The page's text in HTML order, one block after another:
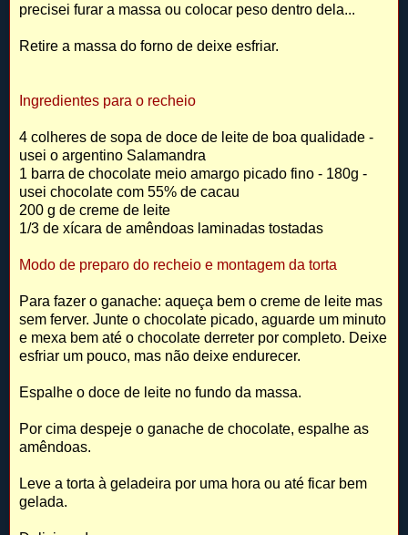
precisei furar a massa ou colocar peso dentro dela...
Retire a massa do forno de deixe esfriar.
Ingredientes para o recheio
4 colheres de sopa de doce de leite de boa qualidade -
usei o argentino Salamandra
1 barra de chocolate meio amargo picado fino - 180g -
usei chocolate com 55% de cacau
200 g de creme de leite
1/3 de xícara de amêndoas laminadas tostadas
Modo de preparo do recheio e montagem da torta
Para fazer o ganache: aqueça bem o creme de leite mas
sem ferver. Junte o chocolate picado, aguarde um minuto
e mexa bem até o chocolate derreter por completo. Deixe
esfriar um pouco, mas não deixe endurecer.
Espalhe o doce de leite no fundo da massa.
Por cima despeje o ganache de chocolate, espalhe as
amêndoas.
Leve a torta à geladeira por uma hora ou até ficar bem
gelada.